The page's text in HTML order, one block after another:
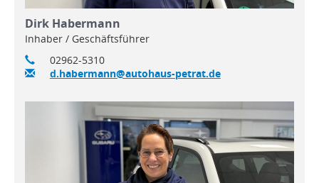
Dirk Habermann
Inhaber / Geschäftsführer
02962-5310
d.habermann@autohaus-petrat.de